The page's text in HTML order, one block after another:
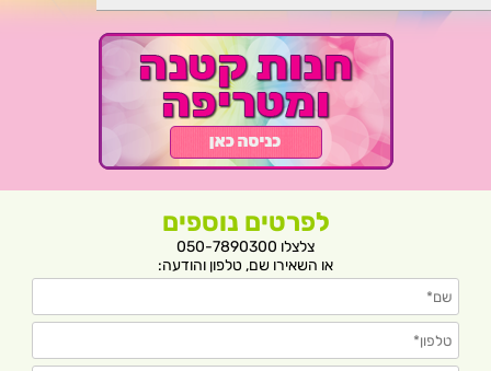
לפרטים נוספים
צלצלו 050-7890300
או השאירו שם, טלפון והודעה: